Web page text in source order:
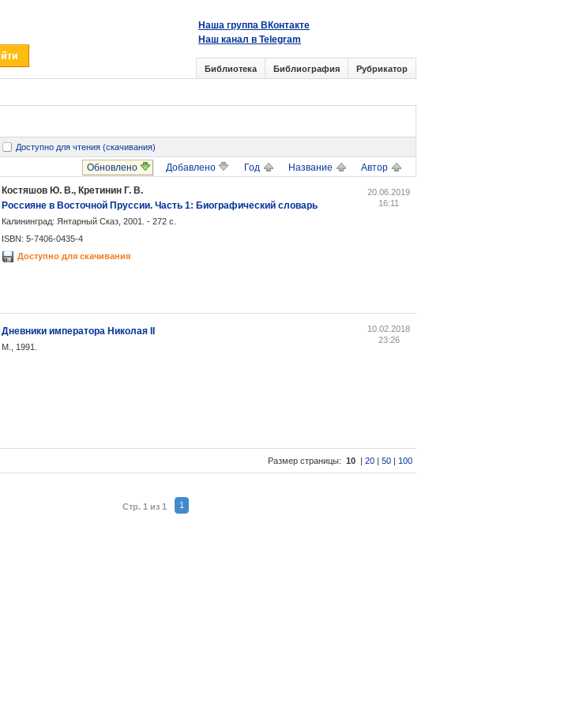
Наша группа ВКонтакте
Наш канал в Telegram
Библиотека Библиография Рубрикатор
Доступно для чтения (скачивания)
Автор
Название
Год
Добавлено
Обновлено
Костяшов Ю. В., Кретинин Г. В.
Россияне в Восточной Пруссии. Часть 1: Биографический словарь
Калининград: Янтарный Сказ, 2001. - 272 с.
ISBN: 5-7406-0435-4
Доступно для скачивания
20.06.2019
16:11
Дневники императора Николая II
М., 1991.
10.02.2018
23:26
Размер страницы: 10 | 20 | 50 | 100
Стр. 1 из 1 1